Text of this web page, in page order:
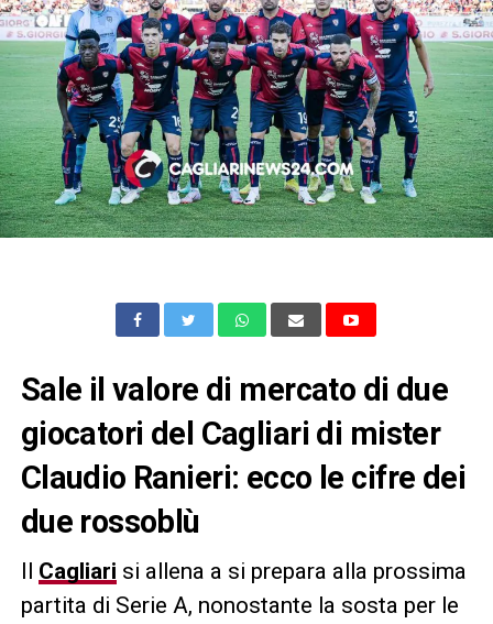
Sale il valore di mercato di due
giocatori del Cagliari di mister
Claudio Ranieri: ecco le cifre dei
due rossoblù
Il Cagliari si allena a si prepara alla prossima
partita di Serie A, nonostante la sosta per le